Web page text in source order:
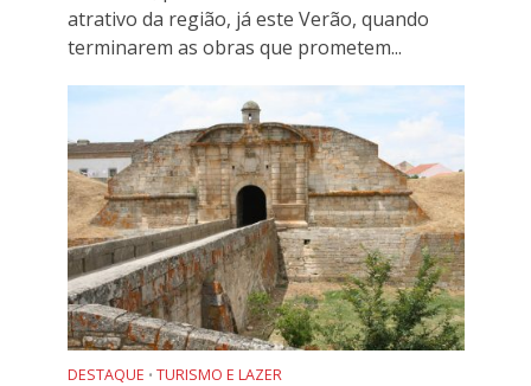
atrativo da região, já este Verão, quando
terminarem as obras que prometem...
DESTAQUE • TURISMO E LAZER